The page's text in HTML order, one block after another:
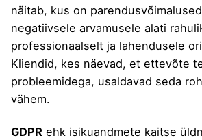
näitab, kus on
negatiivsele arvamusele alati
professionaalselt ja lahendusele
Kliendid, kes näevad, et ettevõte
probleemidega, usaldavad seda
vähem.
GDPR ehk isikuandmete kaitse